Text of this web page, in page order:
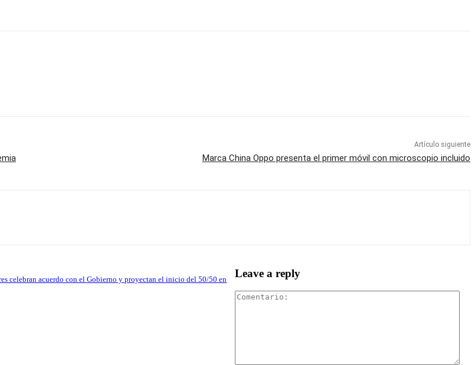
Artículo siguiente
Marca China Oppo presenta el primer móvil con microscopio incluido
celebran acuerdo con el Gobierno y proyectan el inicio del 50/50 en
Leave a reply